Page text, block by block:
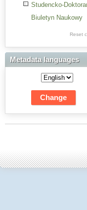
Studencko-
Biuletyn Naukowy
Res Academicae
Science Project
Biuletyn
WSP w
Reset
Metadata languages